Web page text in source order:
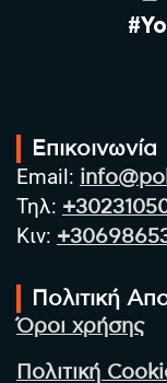
Επικοινωνία
Email:
Τηλ:
Κιν:
Πολιτική
Όροι χρήσης
Πολιτική